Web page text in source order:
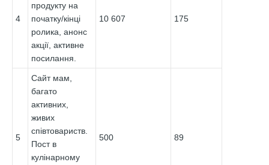
4
продукту на
початку/кінці
ролика, анонс
акції, активне
посилання.
10 607 175
5
Сайт мам,
багато
активних,
живих
співтовариств.
Пост в
кулінарному
500 89